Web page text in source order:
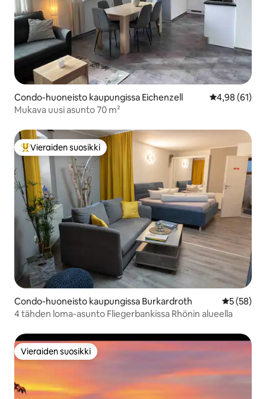
Condo-huoneisto kaupungissa Eichenzell
4,98 (61)
Mukava uusi asunto 70 m²
Vieraiden suosikkien parhaimmistoa
Vieraiden suosikki
Condo-huoneisto kaupungissa Burkardroth
5 (58)
4 tähden loma-asunto Fliegerbankissa Rhönin alueella
Vieraiden suosikki
Vieraiden suosikki